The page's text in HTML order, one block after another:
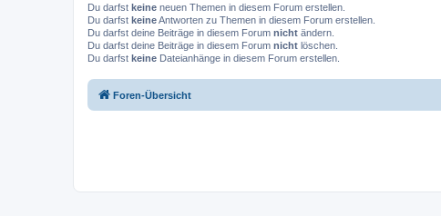
Du darfst keine neuen Themen in diesem Forum erstellen.
Du darfst keineAntworten zu Themen in diesem Forum erstellen.
Du darfst deine Beiträge in diesem Forum nicht ändern.
Du darfst deine Beiträge in diesem Forum nicht löschen.
Du darfst keine Dateianhänge in diesem Forum erstellen.
Foren-Übersicht